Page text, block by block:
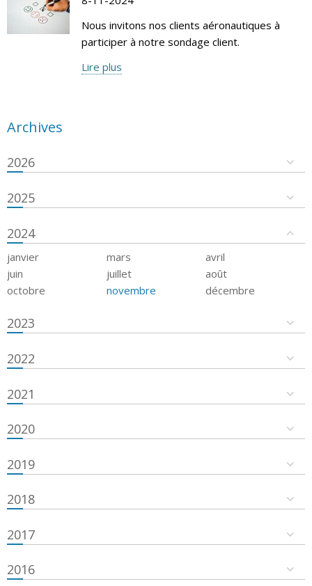
Nous invitons nos clients aéronautiques à
participer à notre sondage client.
Lire plus
Archives
2026
2025
2024
janvier mars
avril
juin
juillet
août
octobre
novembre décembre
2023
2022
2021
2020
2019
2018
2017
2016